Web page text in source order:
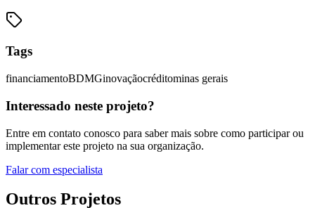
Tags
financiamentoBDMGinovaçãocréditominas gerais
Interessado neste projeto?
Entre em contato conosco para saber mais sobre como participar ou
implementar este projeto na sua organização.
Falar com especialista
Outros Projetos